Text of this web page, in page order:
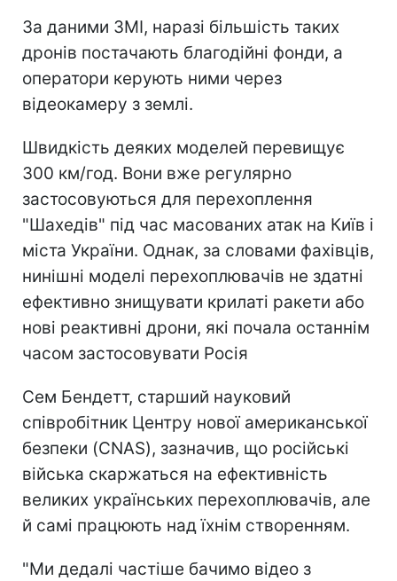
За даними ЗМІ, наразі більшість таких
дронів постачають благодійні фонди, а
оператори керують ними через
відеокамеру з землі.
Швидкість деяких моделей перевищує
300 км/год. Вони вже регулярно
застосовуються для перехоплення
"Шахедів" під час масованих атак на Київ і
міста України. Однак, за словами фахівців,
нинішні моделі перехоплювачів не здатні
ефективно знищувати крилаті ракети або
нові реактивні дрони, які почала останнім
часом застосовувати Росія
Сем Бендетт, старший науковий
співробітник Центру нової американської
безпеки (CNAS), зазначив, що російські
війська скаржаться на ефективність
великих українських перехоплювачів, але
й самі працюють над їхнім створенням.
"Ми дедалі частіше бачимо відео з